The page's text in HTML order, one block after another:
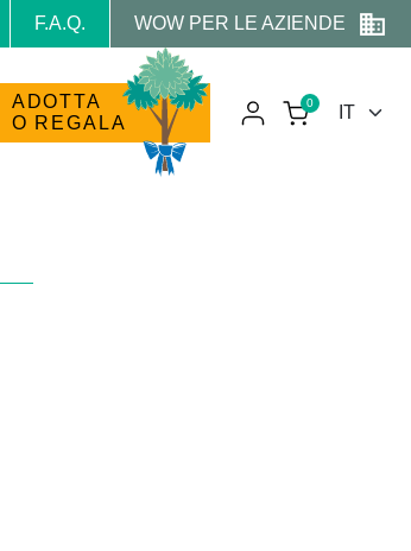
RICEVI NEWS E PROMO RISERVATE
F.A.Q. WOW PER LE AZIENDE
ADOTTA
O REGALA
0